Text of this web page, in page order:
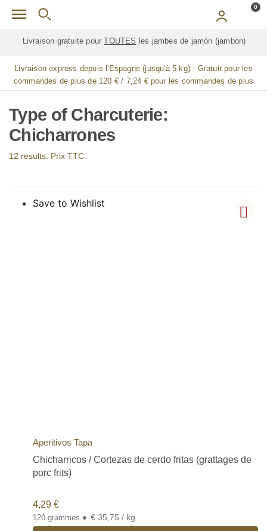
Skip to main content 0
Livraison gratuite pour TOUTES les jambes de jamón (jambon)
Livraison express depuis l'Espagne (jusqu'à 5 kg) : Gratuit pour les
commandes de plus de 120 € / 7,24 € pour les commandes de plus
de 90 € / 14,48 € pour les commandes de plus de 60 € / 21,72 € pour
les commandes de plus de 30 €
Type of Charcuterie:
Chicharrones
12 results. Prix TTC.
Save to Wishlist
Aperitivos Tapa
Chicharricos / Cortezas de cerdo fritas (grattages de
porc frits)
4,29 €
120 grammes • € 35,75 / kg